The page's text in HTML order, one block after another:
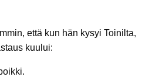
että kun hän kysyi Toinilta,
kuului: